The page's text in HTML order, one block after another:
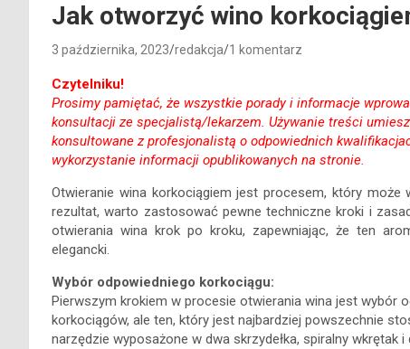
Jak otworzyć wino
3 października, 2023 redakcja 1 komentarz
Czytelniku!
Prosimy pamiętać, że wszystkie porady i informacje
konsultacji ze specjalistą/lekarzem. Używanie treści
konsultowane z profesjonalistą o odpowiednich
wykorzystanie informacji opublikowanych na stronie.
Otwieranie wina korkociągiem jest procesem, który
rezultat, warto zastosować pewne techniczne kroki i
otwierania wina krok po kroku, zapewniając, że ten
elegancki.
Wybór odpowiedniego korkociągu:
Pierwszym krokiem w procesie otwierania wina jest wybór
korkociągów, ale ten, który jest najbardziej powszechnie
narzędzie wyposażone w dwa skrzydełka, spiralny wkrętak